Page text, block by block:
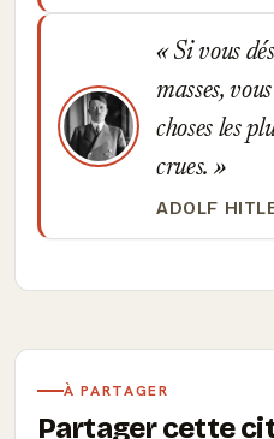
Si vous
masses,
choses les
crues.
ADOLF
À PARTAGER
Partager cette